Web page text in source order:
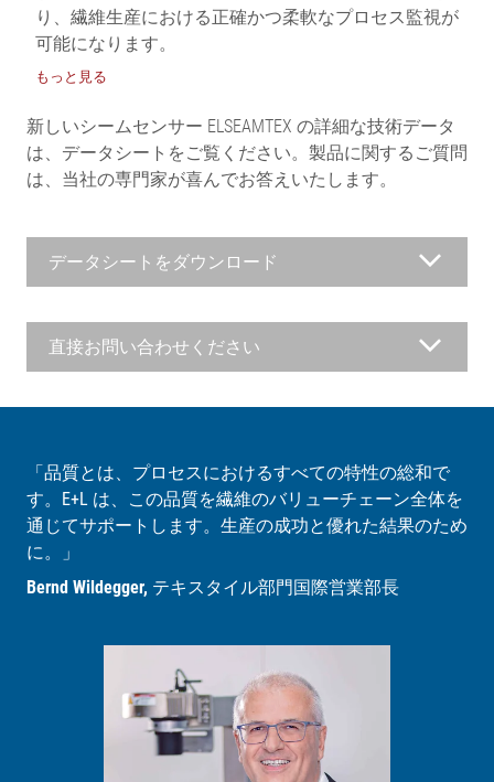
り、繊維生産における正確かつ柔軟なプロセス監視が
可能になります。
もっと見る
新しいシームセンサー ELSEAMTEX の詳細な技術データ
は、データシートをご覧ください。製品に関するご質問
は、当社の専門家が喜んでお答えいたします。
データシートをダウンロード
直接お問い合わせください
「品質とは、プロセスにおけるすべての特性の総和で
す。E+L は、この品質を繊維のバリューチェーン全体を
通じてサポートします。生産の成功と優れた結果のため
に。」
Bernd Wildegger, テキスタイル部門国際営業部長